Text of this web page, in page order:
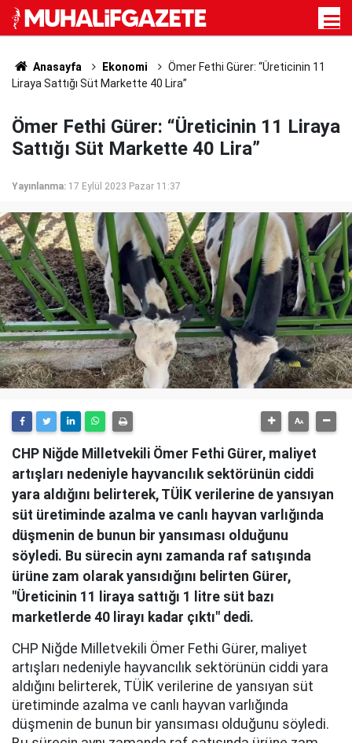
Anasayfa Ekonomi
Ömer Fethi Gürer: “Üreticinin 11
Liraya Sattığı Süt Markette 40 Lira”
Ömer Fethi Gürer: “Üreticinin 11 Liraya
Sattığı Süt Markette 40 Lira”
Yayınlanma: 17 Eylül 2023 Pazar 11:37
CHP Niğde Milletvekili Ömer Fethi Gürer, maliyet
artışları nedeniyle hayvancılık sektörünün ciddi
yara aldığını belirterek, TÜİK verilerine de yansıyan
süt üretiminde azalma ve canlı hayvan varlığında
düşmenin de bunun bir yansıması olduğunu
söyledi. Bu sürecin aynı zamanda raf satışında
ürüne zam olarak yansıdığını belirten Gürer,
"Üreticinin 11 liraya sattığı 1 litre süt bazı
marketlerde 40 lirayı kadar çıktı" dedi.
CHP Niğde Milletvekili Ömer Fethi Gürer, maliyet
artışları nedeniyle hayvancılık sektörünün ciddi yara
aldığını belirterek, TÜİK verilerine de yansıyan süt
üretiminde azalma ve canlı hayvan varlığında
düşmenin de bunun bir yansıması olduğunu söyledi.